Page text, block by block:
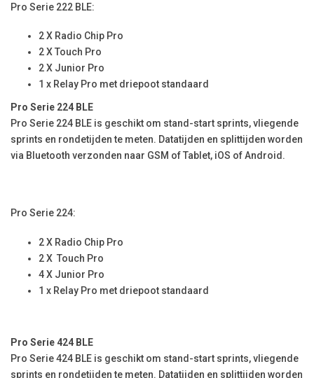
Pro Serie 222 BLE:
2 X Radio Chip Pro
2 X Touch Pro
2 X Junior Pro
1 x Relay Pro met driepoot standaard
Pro Serie 224 BLE
Pro Serie 224 BLE is geschikt om stand-start sprints, vliegende
sprints en rondetijden te meten. Datatijden en splittijden worden
via Bluetooth verzonden naar GSM of Tablet, iOS of Android.
Pro Serie 224:
2 X Radio Chip Pro
2 X Touch Pro
4 X Junior Pro
1 x Relay Pro met driepoot standaard
Pro Serie 424 BLE
Pro Serie 424 BLE is geschikt om stand-start sprints, vliegende
sprints en rondetijden te meten. Datatijden en splittijden worden